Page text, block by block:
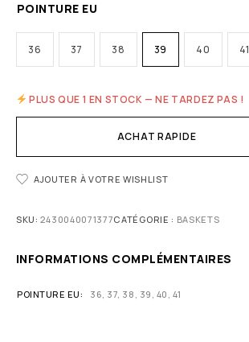
POINTURE EU
36 37 38 39 40 41
PLUS QUE 1 EN STOCK — NE TARDEZ PAS !
ACHAT RAPIDE
AJOUTER À VOTRE WISHLIST
SKU:2430040071377CATÉGORIE : BASKETS
INFORMATIONS COMPLÉMENTAIRES
POINTURE EU 36, 37, 38, 39, 40, 41